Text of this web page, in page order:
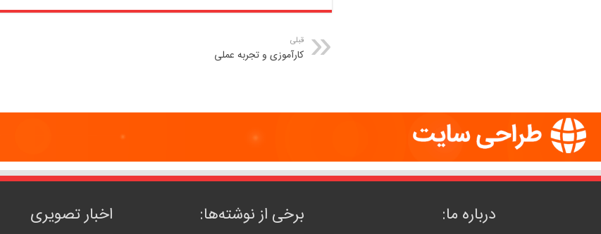
قبلی
کارآموزی و تجربه عملی
درباره ما: برخی از نوشته‌ها: اخبار تصویری